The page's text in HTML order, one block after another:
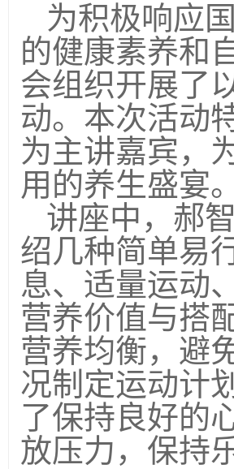
为积极响应
的健康素养和
会组织开展了
动。本次活动
为主讲嘉宾，
用的养生盛宴。
讲座中，郝
绍几种简单易
息、适量运动
营养价值与搭
营养均衡，避
况制定运动计
了保持良好的
放压力，保持